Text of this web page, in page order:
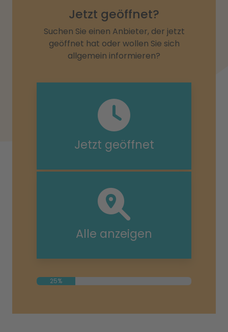
Jetzt geöffnet?
Suchen Sie einen Anbieter, der jetzt
geöffnet hat oder wollen Sie sich
allgemein informieren?
Jetzt geöffnet
Alle anzeigen
25%